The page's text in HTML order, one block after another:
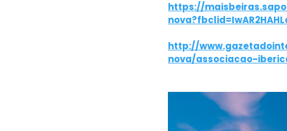
https://
http://
nova/associacao-